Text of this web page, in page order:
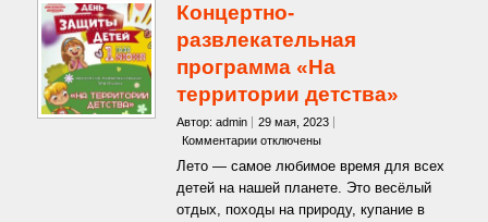
Концертно-
развлекательная
программа «На
территории детства»
Автор: admin
29 мая, 2023
Комментариик
развлекательная
программа
отключены
Лето — самое любимое время для всех
детей на нашей планете. Это весёлый
отдых, походы на природу, купание в